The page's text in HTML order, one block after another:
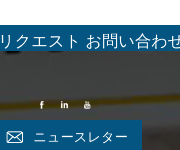
クエスト お問い合わ
ニュースレター